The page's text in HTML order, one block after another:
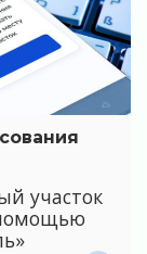
участок